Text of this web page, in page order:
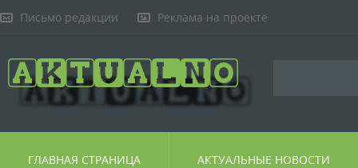
Письмо редакции Реклама на проекте
ГЛАВНАЯ СТРАНИЦА АКТУАЛЬНЫЕ НОВОСТИ